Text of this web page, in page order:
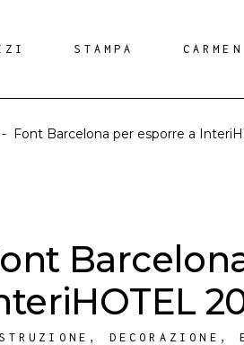
STAMPA
- Font Barcelona per esporre a
, DECORAZIONE ,